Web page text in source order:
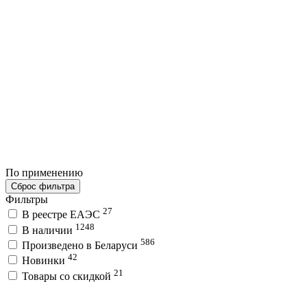
По применению
Сброс фильтра
Фильтры
В реестре ЕАЭС 27
В наличии 1248
Произведено в Беларуси 586
Новинки 42
Товары со скидкой 21